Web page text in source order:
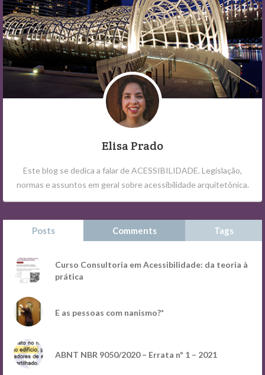
Elisa Prado
Este blog se dedica a falar de ACESSIBILIDADE. Legislação,
normas e assuntos em geral sobre acessibilidade arquitetônica.
Posts Comments Tags
Curso Consultoria em Acessibilidade: da teoria à
prática
E as pessoas com nanismo?*
ABNT NBR 9050/2020 – Errata nº 1 – 2021